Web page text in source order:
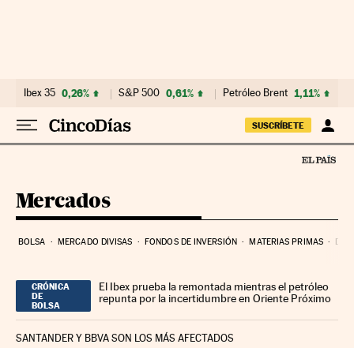
Ibex 35 0,26% S&P 500 0,61% Petróleo Brent 1,11%
SUSCRÍBETE
Mercados
BOLSA MERCADO DIVISAS FONDOS DE INVERSIÓN MATERIAS PRIMAS
CRÓNICA
DE
BOLSA
El Ibex prueba la remontada mientras el petróleo
repunta por la incertidumbre en Oriente Próximo
SANTANDER Y BBVA SON LOS MÁS AFECTADOS